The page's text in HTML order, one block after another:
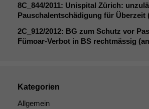
8C_844/2011: Unispital Zürich:
Pauschalentschädigung für Überzeit
2C_912/2012: BG zum Schutz vor
Fümoar-Verbot in BS rechtmässig
Kategorien
Allgemein